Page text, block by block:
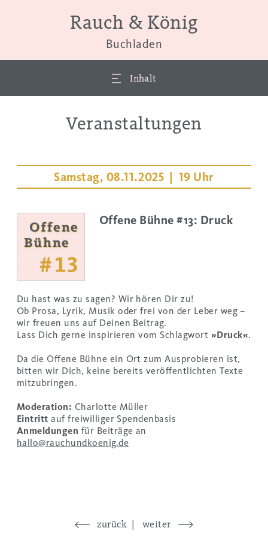
Rauch & König
Buchladen
Inhalt
Veranstaltungen
Samstag, 08.11.2025 | 19 Uhr
Offene Bühne #13: Druck
Du hast was zu sagen? Wir hören Dir zu!
Ob Prosa, Lyrik, Musik oder frei von der Leber weg –
wir freuen uns auf Deinen Beitrag.
Lass Dich gerne inspirieren vom Schlagwort »Druck«.
Da die Offene Bühne ein Ort zum Ausprobieren ist,
bitten wir Dich, keine bereits veröffentlichten Texte
mitzubringen.
Moderation: Charlotte Müller
Eintritt auf freiwilliger Spendenbasis
Anmeldungen für Beiträge an
hallo@rauchundkoenig.de
zurück weiter